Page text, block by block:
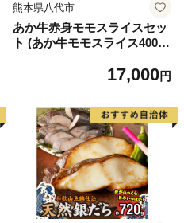
熊本県八代市
あか牛赤身モモスライスセッ
ト (あか牛モモスライス400
17,000円